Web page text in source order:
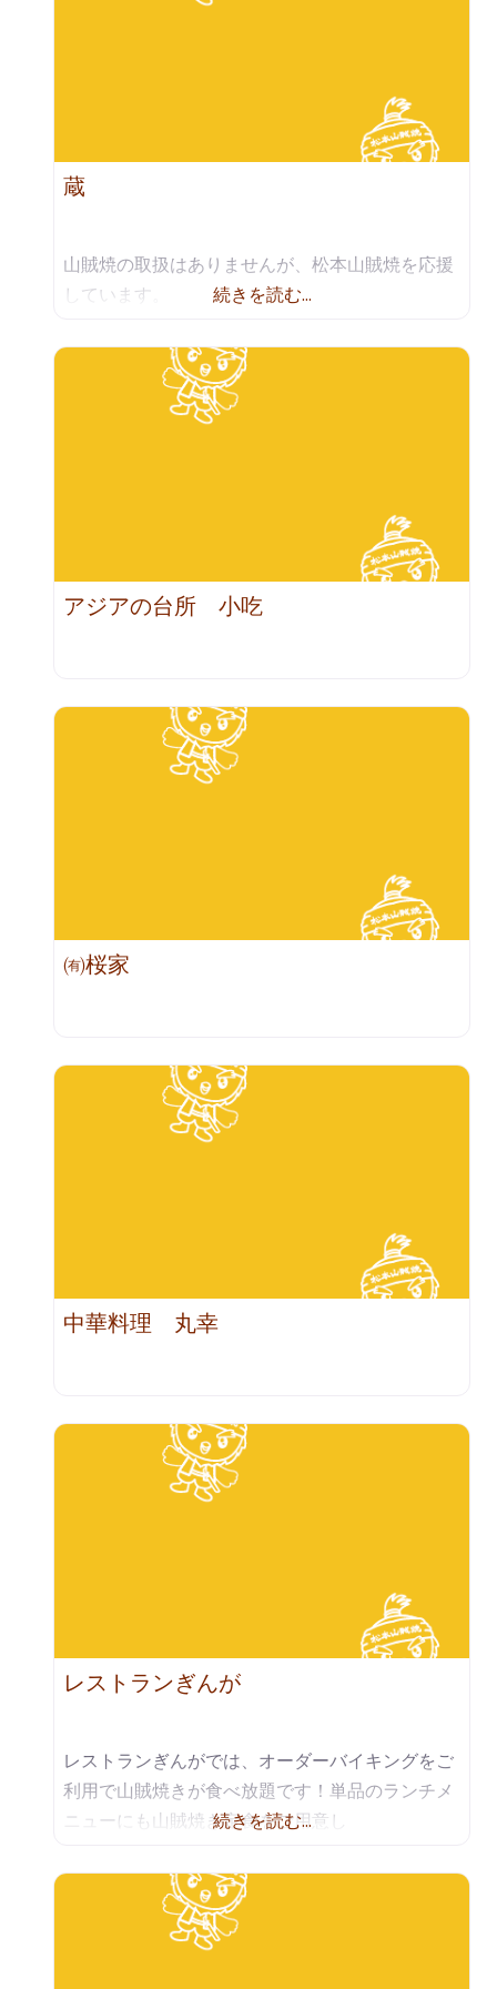
蔵
山賊焼の取扱はありませんが、松本山賊焼を応援
しています。
続きを読む…
アジアの台所 小吃
㈲桜家
中華料理 丸幸
レストランぎんが
レストランぎんがでは、オーダーバイキングをご
利用で山賊焼きが食べ放題です！単品のランチメ
ニューにも山賊焼き定食をご用意し
続きを読む…